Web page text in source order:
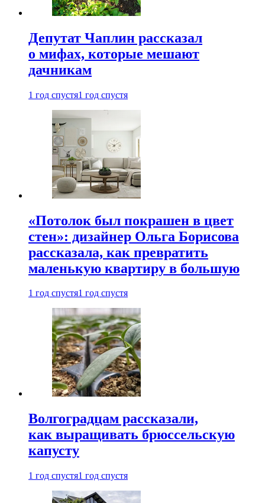
Депутат Чаплин рассказал
о мифах, которые мешают
дачникам
1 год спустя1 год спустя
«Потолок был покрашен в цвет
стен»: дизайнер Ольга Борисова
рассказала, как превратить
маленькую квартиру в большую
1 год спустя1 год спустя
Волгоградцам рассказали,
как выращивать брюссельскую
капусту
1 год спустя1 год спустя